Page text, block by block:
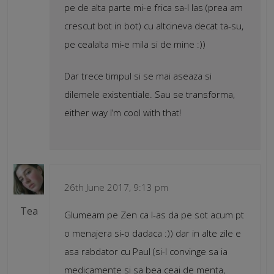
pe de alta parte mi-e frica sa-l las (prea am
crescut bot in bot) cu altcineva decat ta-su,
pe cealalta mi-e mila si de mine :))
Dar trece timpul si se mai aseaza si
dilemele existentiale. Sau se transforma,
either way I’m cool with that!
Tea
26th June 2017, 9:13 pm
Glumeam pe Zen ca l-as da pe sot acum pt
o menajera si-o dadaca :)) dar in alte zile e
asa rabdator cu Paul (si-l convinge sa ia
medicamente si sa bea ceai de menta,